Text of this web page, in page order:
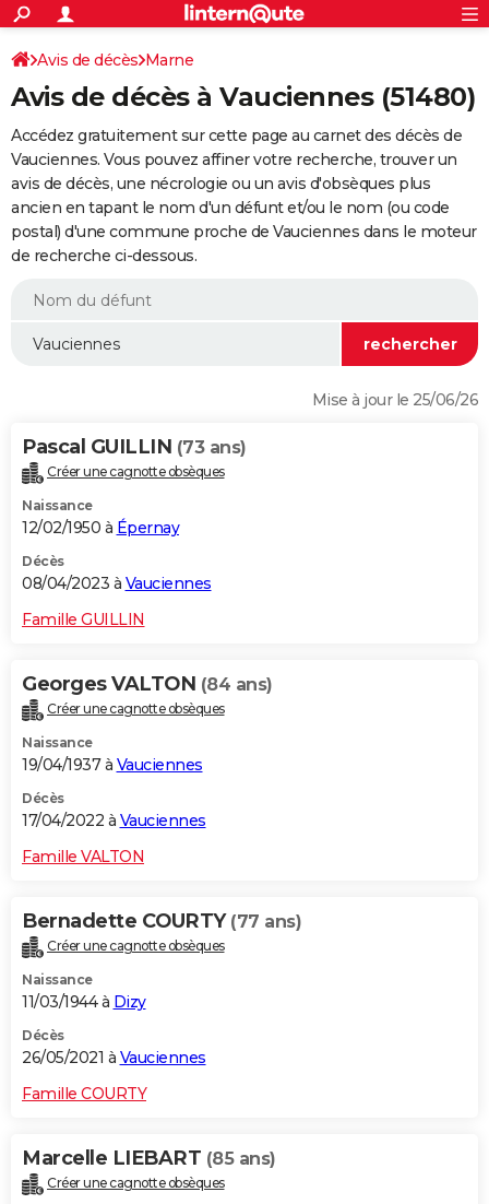
ACTUALITÉS
Politique
Société
Faits Divers
Education
Monde
Villes
+
SPORT
Coupe du monde 2026
Football
Tennis
Cyclisme
Rugby
Forum
Programme TV
TNTStreaming
Cinéma
Sorties cinéma
Musique
+
FINANCE
Retraite
Impôts
Epargne
Immobilier
Risques naturels par ville
Banque
Assurance
Crédit
AUTO
Essais
Réserver un essai
Citadines
Berlines
SUV
Forum auto
+
HIGH-TECH
BRICOLAGE
WEEK-END
Alimentation
Guide de la santé
Maladies
Médicaments
Sommeil
VOYAGE
Destinations
City break
Voyage nature
Voyage de noces
Forum
Climat
+PHOTO
GUIDES D'ACHAT
Carte de Noël
Carte Bonne année
Carte Saint-Valentin
Carte Pâques
Carte d'anniversaire
DICTIONNAIRE
Dictionnaire
Biographies
Citations
Expressions
Proverbes
PROGRAMME TV
S'inscrire
Se connecter
Lycées
Collèges
Primaires
Universités
Entreprises
Service militaire
Avis de recherche
AVIS DE DÉCÈS
FORUM
Avis de décès Marne
Avis de décès à Vauciennes (51480)
Accédez gratuitement sur cette page au carnet des décès de
Vauciennes. Vous pouvez affiner votre recherche, trouver un
avis de décès, une nécrologie ou un avis d'obsèques plus
ancien en tapant le nom d'un défunt et/ou le nom (ou code
postal) d'une commune proche de Vauciennes dans le moteur
de recherche ci-dessous.
Mise à jour le 25/06/26
Pascal GUILLIN (73 ans)
Créer une cagnotte obsèques
Naissance
12/02/1950 à Épernay
Décès
08/04/2023 à Vauciennes
Famille GUILLIN
Georges VALTON (84 ans)
Créer une cagnotte obsèques
Naissance
19/04/1937 à Vauciennes
Décès
17/04/2022 à Vauciennes
Famille VALTON
Bernadette COURTY (77 ans)
Créer une cagnotte obsèques
Naissance
11/03/1944 à Dizy
Décès
26/05/2021 à Vauciennes
Famille COURTY
Marcelle LIEBART (85 ans)
Créer une cagnotte obsèques